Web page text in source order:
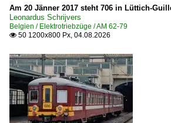
Spa
Verviers (alle Bahnhöfe)
~ Sonstige
Bahntechnische Anlagen und
Brücken und Tunnel
1998
2000
2000
2001
2002
2004
2006
Am 20 Jänner 2017 steht 706 in Lüttich-
Leonardus Schrijvers
Belgien / Elektrotriebzüge / AM 62-79
 50 1200x800 Px, 04.08.2026